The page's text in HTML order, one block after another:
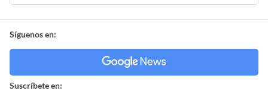
Síguenos en:
Suscríbete en: